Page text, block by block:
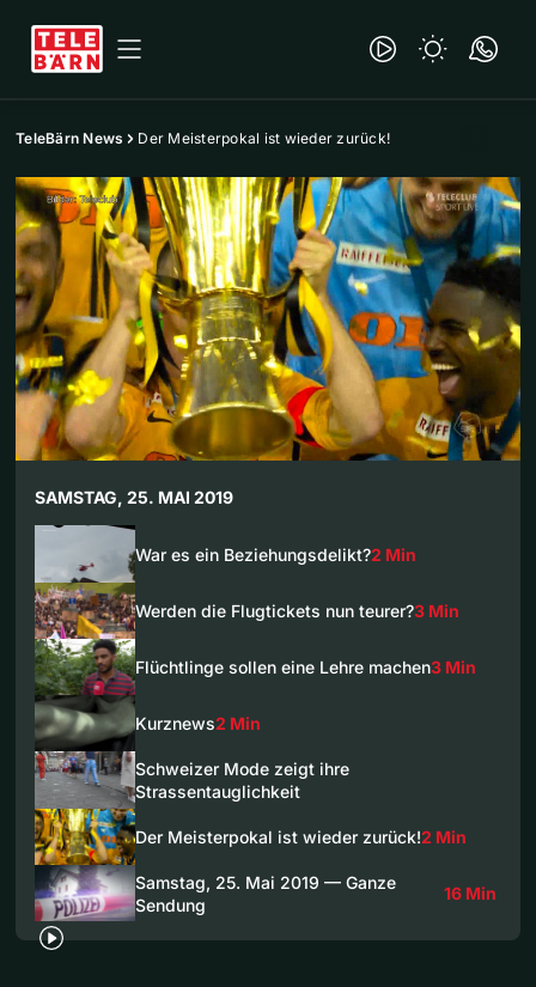
TeleBärn News Der Meisterpokal ist wieder zurück!
SAMSTAG, 25. MAI 2019
War es ein Beziehungsdelikt?2 Min
Werden die Flugtickets nun teurer?3 Min
Flüchtlinge sollen eine Lehre machen3 Min
Kurznews2 Min
Schweizer Mode zeigt ihre
Strassentauglichkeit
Der Meisterpokal ist wieder zurück!2 Min
Samstag, 25. Mai 2019 — Ganze
Sendung
16 Min